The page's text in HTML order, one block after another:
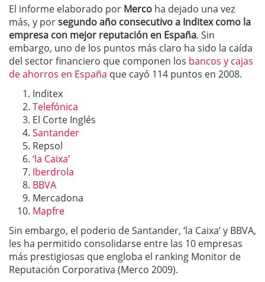
El informe elaborado por Merco ha dejado una vez
más, y porsegundo año consecutivo a Inditex como la
empresa con mejor reputación en España. Sin
embargo, uno de los puntos más claro ha sido la caída
del sector financiero que componen los bancos y cajas
de ahorros en España que cayó 114 puntos en 2008.
Inditex
Telefónica
El Corte Inglés
Santander
Repsol
‘la Caixa’
Iberdrola
BBVA
Mercadona
Mapfre
Sin embargo, el poderio de Santander, ‘la Caixa’ y BBVA,
les ha permitido consolidarse entre las 10 empresas
más prestigiosas que engloba el ranking Monitor de
Reputación Corporativa (Merco 2009).